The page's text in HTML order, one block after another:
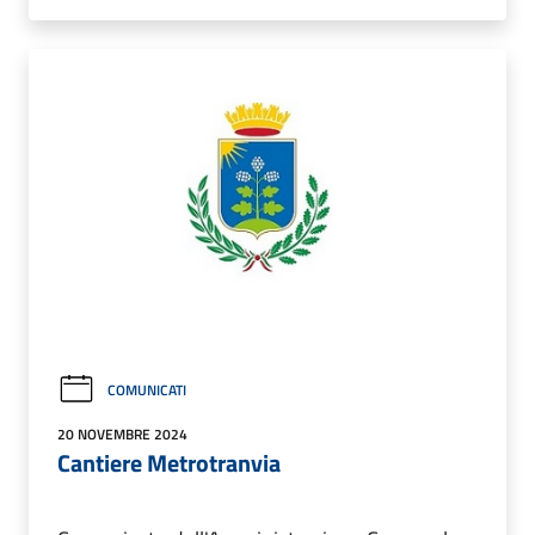
COMUNICATI
20 NOVEMBRE 2024
Cantiere Metrotranvia